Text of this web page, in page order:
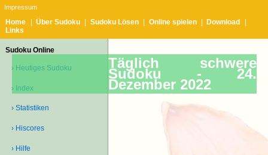
Impressum
Home Über Sudoku Sudoku Lösen Online spielen Download
Links
Sudoku Online
› Heutiges Sudoku
› Index
› Statistiken
› Hiscores
› Hilfe
Täglich schwere
Sudoku - 24.
Dezember 2022